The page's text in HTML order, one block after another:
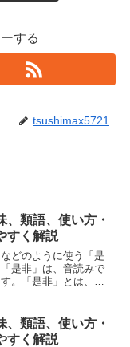
する
tsushimax5721
、類語、使い方・
すく解説
どのように使う「是
是非」は、音読みで
。「是非」とは、ど
用例を紹介しなが
説してい...
、類語、使い方・
すく解説